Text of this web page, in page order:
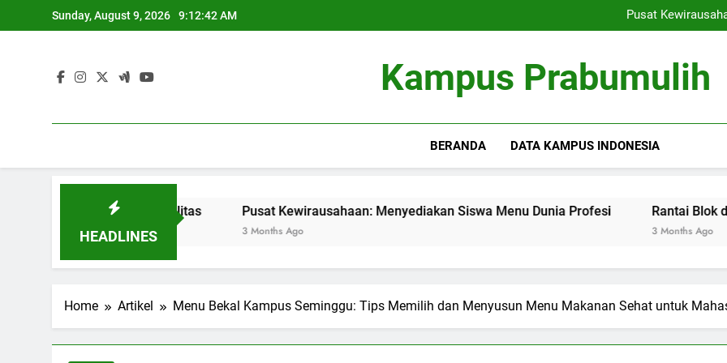
to
Sunday, August 9, 2026 9:12:43 AM
Pusat
Rantai Blok dalam
Pusat
Rantai Blok dalam
Kampus Prabumulih
BERANDA DATA KAMPUS INDONESIA
HEADLINES
Berkualitas Pusat Kewirausahaan: Menyediakan Siswa Menu Dunia Profesi Rantai Blok dalam
Home Artikel Menu Bekal Kampus Seminggu: Tips Memilih dan Menyusun Menu Makanan Sehat untuk